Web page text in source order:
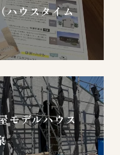
ハウスタイム
モデルハウス